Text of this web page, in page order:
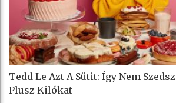
Tedd Le Azt A Sütit: Így Nem
Plusz Kilókat